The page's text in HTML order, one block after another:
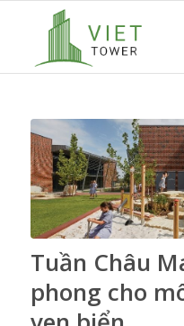
Tuần Châu
phong cho